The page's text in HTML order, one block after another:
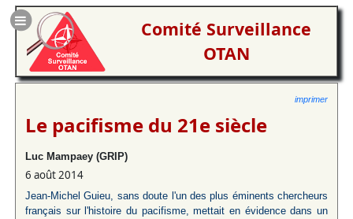
Comité Surveillance
OTAN
imprimer
Le pacifisme du 21e siècle
Luc Mampaey (GRIP)
6 août 2014
Jean-Michel Guieu, sans doute l'un des plus éminents chercheurs
français sur l'histoire du pacifisme, mettait en évidence dans un